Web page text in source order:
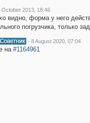
October 2013, 18:46
видно, форма у него
погрузчика, только
· 8 August 2020, 07:04
на#1164961